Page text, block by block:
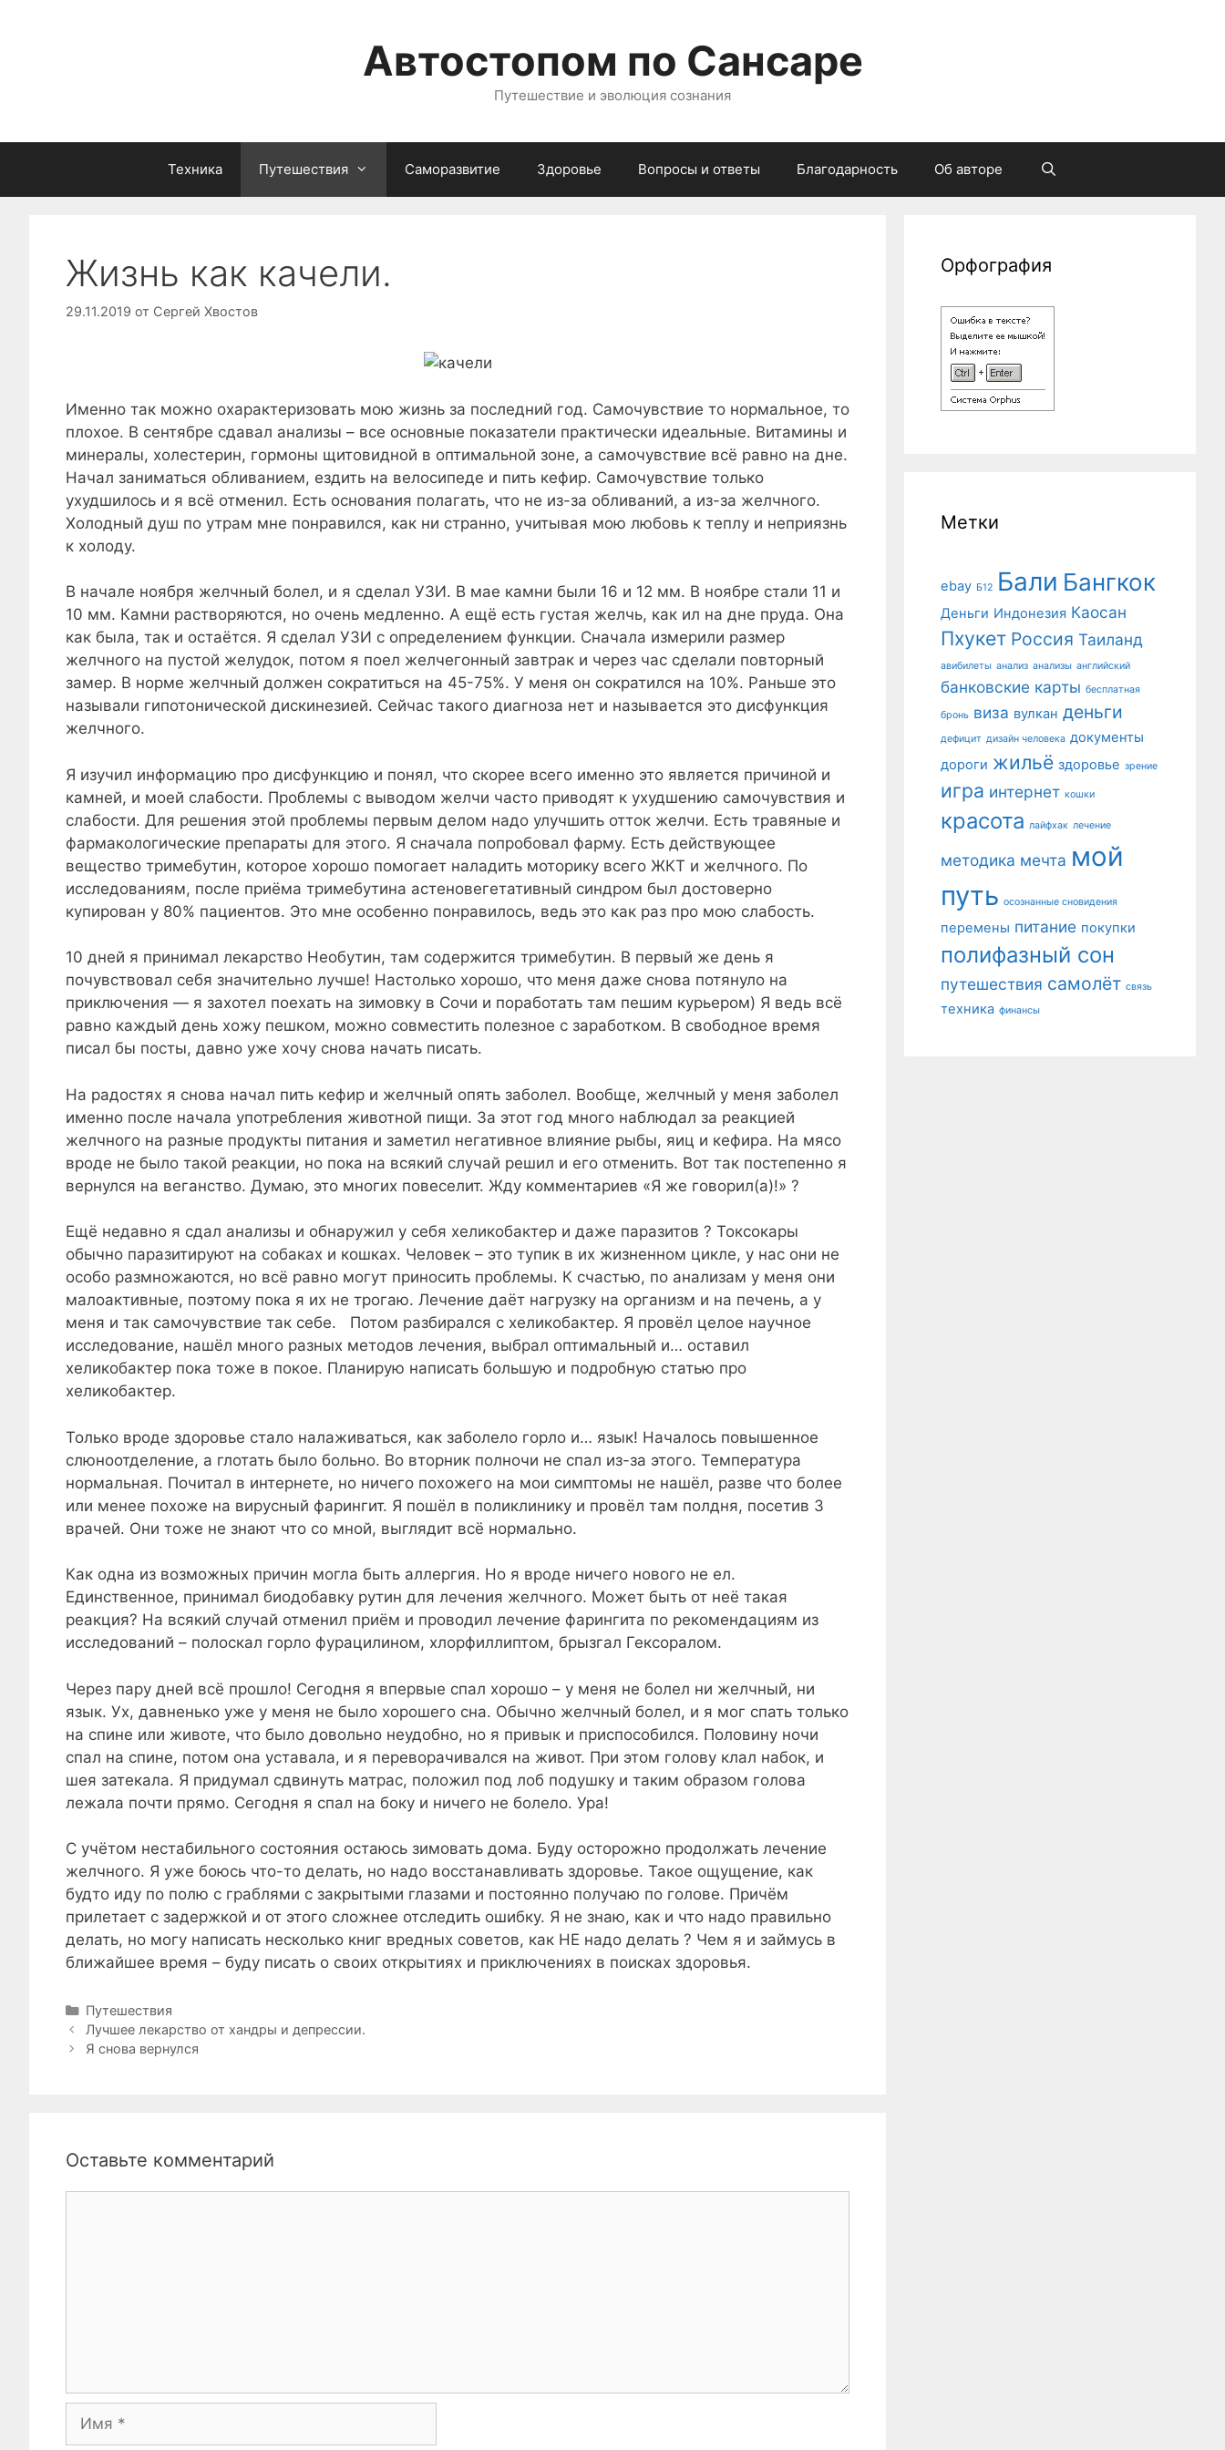
Автостопом по Сансаре
Путешествие и эволюция сознания
Техника Путешествия Саморазвитие Здоровье Вопросы и ответы Благодарность Об авторе
Жизнь как качели.
29.11.2019 от Сергей Хвостов
Именно так можно охарактеризовать мою жизнь за последний год. Самочувствие то нормальное, то
плохое. В сентябре сдавал анализы – все основные показатели практически идеальные. Витамины и
минералы, холестерин, гормоны щитовидной в оптимальной зоне, а самочувствие всё равно на дне.
Начал заниматься обливанием, ездить на велосипеде и пить кефир. Самочувствие только
ухудшилось и я всё отменил. Есть основания полагать, что не из-за обливаний, а из-за желчного.
Холодный душ по утрам мне понравился, как ни странно, учитывая мою любовь к теплу и неприязнь
к холоду.
В начале ноября желчный болел, и я сделал УЗИ. В мае камни были 16 и 12 мм. В ноябре стали 11 и
10 мм. Камни растворяются, но очень медленно. А ещё есть густая желчь, как ил на дне пруда. Она
как была, так и остаётся. Я сделал УЗИ с определением функции. Сначала измерили размер
желчного на пустой желудок, потом я поел желчегонный завтрак и через час сделали повторный
замер. В норме желчный должен сократиться на 45-75%. У меня он сократился на 10%. Раньше это
называли гипотонической дискинезией. Сейчас такого диагноза нет и называется это дисфункция
желчного.
Я изучил информацию про дисфункцию и понял, что скорее всего именно это является причиной и
камней, и моей слабости. Проблемы с выводом желчи часто приводят к ухудшению самочувствия и
слабости. Для решения этой проблемы первым делом надо улучшить отток желчи. Есть травяные и
фармакологические препараты для этого. Я сначала попробовал фарму. Есть действующее
вещество тримебутин, которое хорошо помогает наладить моторику всего ЖКТ и желчного. По
исследованиям, после приёма тримебутина астеновегетативный синдром был достоверно
купирован у 80% пациентов. Это мне особенно понравилось, ведь это как раз про мою слабость.
10 дней я принимал лекарство Необутин, там содержится тримебутин. В первый же день я
почувствовал себя значительно лучше! Настолько хорошо, что меня даже снова потянуло на
приключения — я захотел поехать на зимовку в Сочи и поработать там пешим курьером) Я ведь всё
равно каждый день хожу пешком, можно совместить полезное с заработком. В свободное время
писал бы посты, давно уже хочу снова начать писать.
На радостях я снова начал пить кефир и желчный опять заболел. Вообще, желчный у меня заболел
именно после начала употребления животной пищи. За этот год много наблюдал за реакцией
желчного на разные продукты питания и заметил негативное влияние рыбы, яиц и кефира. На мясо
вроде не было такой реакции, но пока на всякий случай решил и его отменить. Вот так постепенно я
вернулся на веганство. Думаю, это многих повеселит. Жду комментариев «Я же говорил(а)!» ?
Ещё недавно я сдал анализы и обнаружил у себя хеликобактер и даже паразитов ? Токсокары
обычно паразитируют на собаках и кошках. Человек – это тупик в их жизненном цикле, у нас они не
особо размножаются, но всё равно могут приносить проблемы. К счастью, по анализам у меня они
малоактивные, поэтому пока я их не трогаю. Лечение даёт нагрузку на организм и на печень, а у
меня и так самочувствие так себе. Потом разбирался с хеликобактер. Я провёл целое научное
исследование, нашёл много разных методов лечения, выбрал оптимальный и… оставил
хеликобактер пока тоже в покое. Планирую написать большую и подробную статью про
хеликобактер.
Только вроде здоровье стало налаживаться, как заболело горло и… язык! Началось повышенное
слюноотделение, а глотать было больно. Во вторник полночи не спал из-за этого. Температура
нормальная. Почитал в интернете, но ничего похожего на мои симптомы не нашёл, разве что более
или менее похоже на вирусный фарингит. Я пошёл в поликлинику и провёл там полдня, посетив 3
врачей. Они тоже не знают что со мной, выглядит всё нормально.
Как одна из возможных причин могла быть аллергия. Но я вроде ничего нового не ел.
Единственное, принимал биодобавку рутин для лечения желчного. Может быть от неё такая
реакция? На всякий случай отменил приём и проводил лечение фарингита по рекомендациям из
исследований – полоскал горло фурацилином, хлорфиллиптом, брызгал Гексоралом.
Через пару дней всё прошло! Сегодня я впервые спал хорошо – у меня не болел ни желчный, ни
язык. Ух, давненько уже у меня не было хорошего сна. Обычно желчный болел, и я мог спать только
на спине или животе, что было довольно неудобно, но я привык и приспособился. Половину ночи
спал на спине, потом она уставала, и я переворачивался на живот. При этом голову клал набок, и
шея затекала. Я придумал сдвинуть матрас, положил под лоб подушку и таким образом голова
лежала почти прямо. Сегодня я спал на боку и ничего не болело. Ура!
С учётом нестабильного состояния остаюсь зимовать дома. Буду осторожно продолжать лечение
желчного. Я уже боюсь что-то делать, но надо восстанавливать здоровье. Такое ощущение, как
будто иду по полю с граблями с закрытыми глазами и постоянно получаю по голове. Причём
прилетает с задержкой и от этого сложнее отследить ошибку. Я не знаю, как и что надо правильно
делать, но могу написать несколько книг вредных советов, как НЕ надо делать ? Чем я и займусь в
ближайшее время – буду писать о своих открытиях и приключениях в поисках здоровья.
Рубрики
Путешествия
Лучшее лекарство от хандры и депрессии.
Я снова вернулся
Оставьте комментарий
Имя
Орфография
Метки
ebay Б12 Бали Бангкок
Деньги Индонезия Каосан
Пхукет Россия Таиланд
авибилеты анализ анализы английский
банковские карты бесплатная
бронь виза вулкан деньги
дефицит дизайн человека документы
дороги жильё здоровье зрение
игра интернет кошки
красота лайфхак лечение
методика мечта мой
путь осознанные сновидения
перемены питание покупки
полифазный сон
путешествия самолёт связь
техника финансы